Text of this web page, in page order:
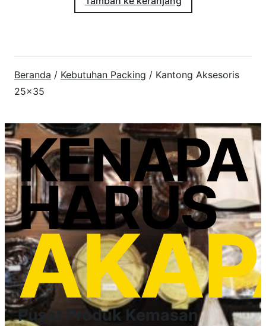
Beranda / Kebutuhan Packing / Kantong Aksesoris
25×35
KENAPA
HARUS
Pusat Produk Kemasan